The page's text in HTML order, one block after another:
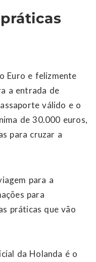
Euro e felizmente
a entrada de
válido e o
de 30.000 euros,
para cruzar a
para a
para
práticas que vão
da Holanda é o